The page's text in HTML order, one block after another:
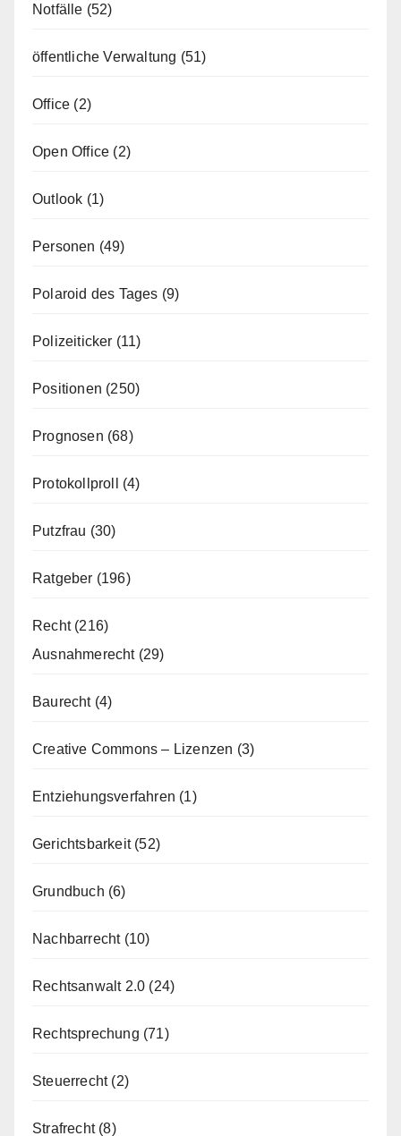
Notfälle (52)
öffentliche Verwaltung (51)
Office (2)
Open Office (2)
Outlook (1)
Personen (49)
Polaroid des Tages (9)
Polizeiticker (11)
Positionen (250)
Prognosen (68)
Protokollproll (4)
Putzfrau (30)
Ratgeber (196)
Recht(216)
Ausnahmerecht(29)
Baurecht(4)
Creative Commons – Lizenzen (3)
Entziehungsverfahren (1)
Gerichtsbarkeit(52)
Grundbuch (6)
Nachbarrecht(10)
Rechtsanwalt 2.0 (24)
Rechtsprechung (71)
Steuerrecht(2)
Strafrecht(8)